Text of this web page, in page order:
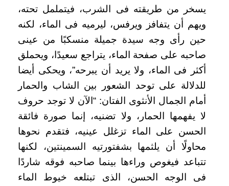
يسخر من طريقته فى الشرب، فيتململ تحته،
ويهم أن يتفافز ويرفس، ليرميه فى الماء، لكنه
حين رأى وجه سيدة جميلة منسكبًا من عينى
صاحبه على صفحة الماء، يتراجع سعيدًا، ويحملق
أكثر فى الماء، ولا يريد أن يبرحه”، ويحكى أيضا
للدلالة على توحد الشعور بين الشاب والحمار
أمام الجمال الأنثوى الفتان: “الآن لا توجد حروف
لا يفهمها الحمار، ولا تضنيه، إنما صورة فائقة
الحسن على الماء تزغلل عينيه، فتقدم نحوها
محاولًا أن يلثمها بشفتورتيه السمينتين، لكنها
تتباعد فيغوص وراءها بينما صاحبه فوقه شاردًا
فى الوجه الحسن، الذى تبتلعه خيوط الماء